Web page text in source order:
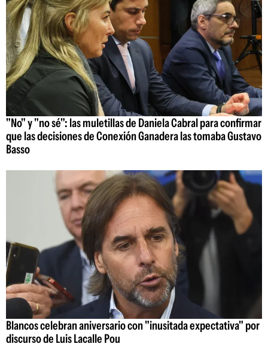
"No" y "no sé": las muletillas de Daniela Cabral para confirmar
que las decisiones de Conexión Ganadera las tomaba Gustavo
Basso
Blancos celebran aniversario con "inusitada expectativa" por
discurso de Luis Lacalle Pou